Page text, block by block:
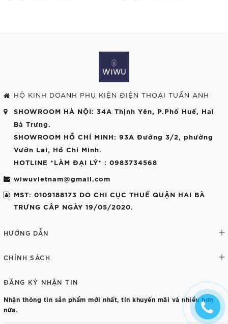
HỘ KINH DOANH PHỤ KIỆN ĐIỆN THOẠI TUẤN ANH
SHOWROOM HÀ NỘI: 34A Thịnh Yên, P.Phố Huế, Hai
Bà Trưng.
SHOWROOM HỒ CHÍ MINH: 93A Đường 3/2, phường
Vườn Lai, Hồ Chí Minh.
HOTLINE *LÀM ĐẠI LÝ* : 0983734568
wiwuvietnam@gmail.com
MST: 0109188173 DO CHI CỤC THUẾ QUẬN HAI BÀ
TRƯNG CÂP NGÀY 19/05/2020.
HƯỚNG DẪN
CHÍNH SÁCH
ĐĂNG KÝ NHẬN TIN
Nhận thông tin sản phẩm mới nhất, tin khuyến mãi và nhiều hơn
nữa.